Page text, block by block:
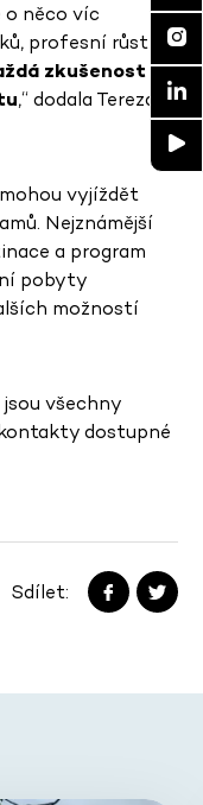
o něco víc
profesní růst
zkušenost
,“ dodala Tereza
vyjíždět
Nejznámější
a program
pobyty
možností
všechny
dostupné
Sdílet: